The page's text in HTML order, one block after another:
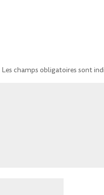
Les champs obligatoires sont